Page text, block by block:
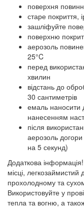
поверхня
старе покриття,
зашліфуйте
поверхню
аерозоль
25°C
перед
хвилин
відстань до
30 сантиметрів
емаль наносити
нанесенням
після
аерозоль
на 5 секунд)
Додаткова
місці, легкозаймистий
прохолодному та
Використовуйте у
тепла та вогню, а